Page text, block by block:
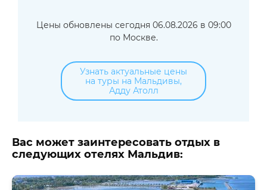
Цены обновлены сегодня 06.08.2026 в 09:00
по Москве.
Узнать актуальные цены
на туры на Мальдивы,
Адду Атолл
Вас может заинтересовать отдых в
следующих отелях Мальдив: